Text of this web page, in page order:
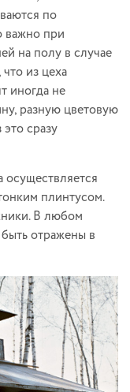
по
важно при
на полу в случае
из цеха
иногда не
разную цветовую
сразу
плинтусом.
В любом
отражены в